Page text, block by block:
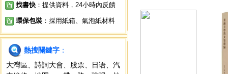
找書快 ：提供資料，24小時內反饋
環保包裝 ：採用紙箱、氣泡紙材料
熱搜關鍵字 ：
大灣區
詩詞大會 股票 日语
汽